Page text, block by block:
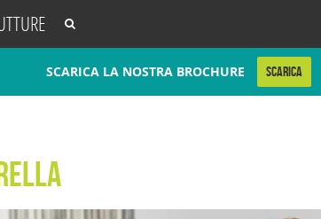
SCARICA LA NOSTRA BROCHURE SCARICA